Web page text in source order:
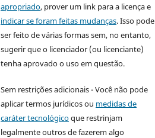
apropriado, prover um link para a licença e
indicar se foram feitas mudanças. Isso pode
ser feito de várias formas sem, no entanto,
sugerir que o licenciador (ou licenciante)
tenha aprovado o uso em questão.
Sem restrições adicionais - Você não pode
aplicar termos jurídicos ou medidas de
caráter tecnológicoque restrinjam
legalmente outros de fazerem algo